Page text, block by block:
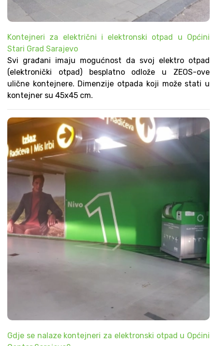
Kontejneri za električni i elektronski otpad u Općini
Stari Grad Sarajevo
Svi građani imaju mogućnost da svoj elektro otpad
(elektronički otpad) besplatno odlože u ZEOS-ove
ulične kontejnere. Dimenzije otpada koji može stati u
kontejner su 45x45 cm.
Gdje se nalaze kontejneri za elektronski otpad u Općini